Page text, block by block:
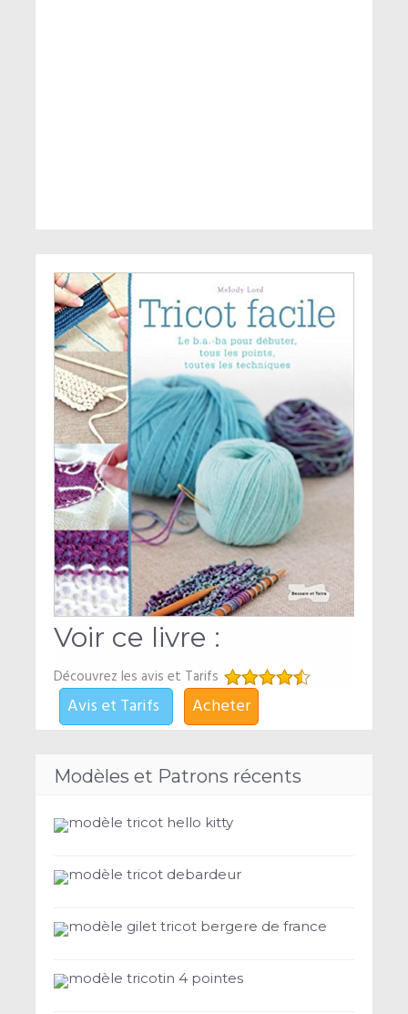
Voir ce livre :
Découvrez les avis et Tarifs
Acheter
Avis et Tarifs
Modèles et Patrons récents
modèle tricot hello kitty
modèle tricot debardeur
modèle gilet tricot bergere de france
modèle tricotin 4 pointes